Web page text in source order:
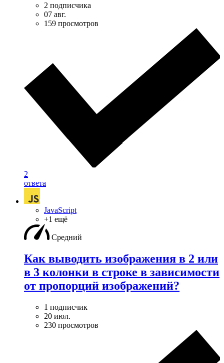
2 подписчика
07 авг.
159 просмотров
2
ответа
JavaScript
+1 ещё
Средний
Как выводить изображения в 2 или
в 3 колонки в строке в зависимости
от пропорций изображений?
1 подписчик
20 июл.
230 просмотров